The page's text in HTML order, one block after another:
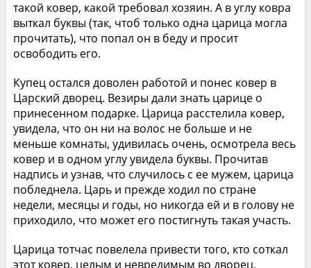
такой ковер, какой требовал хозяин. А в углу ковра
выткал буквы (так, чтоб только одна царица могла
прочитать), что попал он в беду и просит
освободить его.
Купец остался доволен работой и понес ковер в
Царский дворец. Везиры дали знать царице о
принесенном подарке. Царица расстелила ковер,
увидела, что он ни на волос не больше и не
меньше комнаты, удивилась очень, осмотрела весь
ковер и в одном углу увидела буквы. Прочитав
надпись и узнав, что случилось с ее мужем, царица
побледнела. Царь и прежде ходил по стране
недели, месяцы и годы, но никогда ей и в голову не
приходило, что может его постигнуть такая участь.
Царица тотчас повелела привести того, кто соткал
этот ковер, целым и невредимым во дворец.